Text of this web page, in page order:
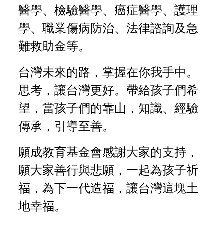
醫學、檢驗醫學、癌症醫學、護理
學、職業傷病防治、法律諮詢及急
難救助金等。
台灣未來的路，掌握在你我手中。
思考，讓台灣更好。帶給孩子們希
望，當孩子們的靠山，知識、經驗
傳承，引導至善。
願成教育基金會感謝大家的支持，
願大家善行與悲願，一起為孩子祈
福，為下一代造福，讓台灣這塊土
地幸福。